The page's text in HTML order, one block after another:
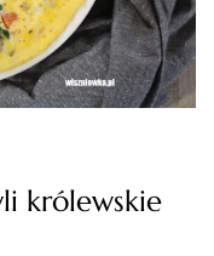
królewskie